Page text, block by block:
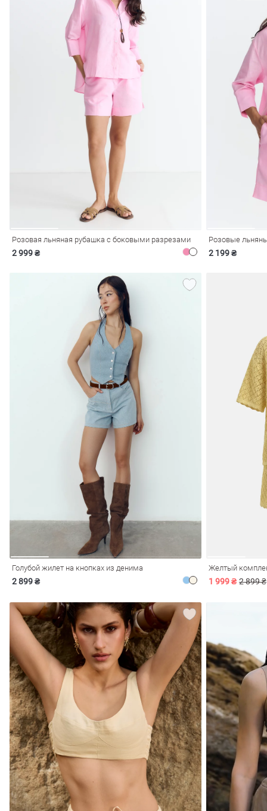
Розовая льняная рубашка с боковыми разрезами
2 999 ₴
Розовые
2 199 ₴
Голубой жилет на кнопках из денима
2 899 ₴ 1 999 ₴ 2 899 ₴